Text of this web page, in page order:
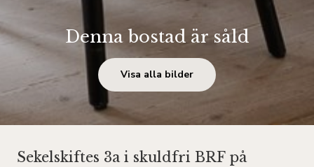
Denna bostad är såld
Visa alla bilder
Sekelskiftes 3a i skuldfri BRF på